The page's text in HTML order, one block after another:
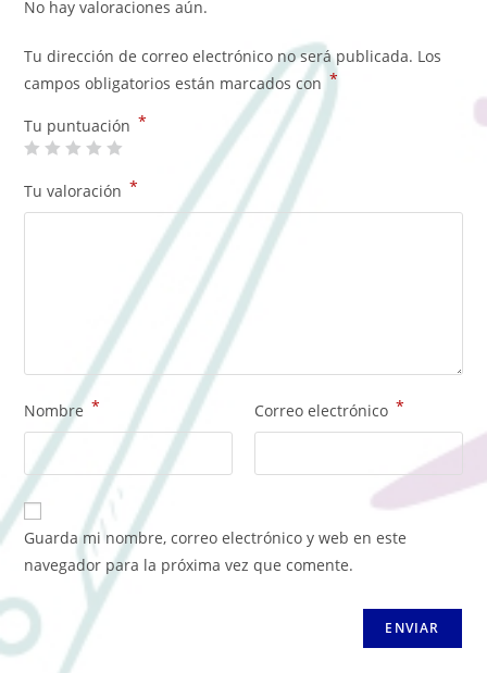
No hay valoraciones aún.
Tu dirección de correo electrónico no será publicada. Los
campos obligatorios están marcados con *
Tu puntuación *
Tu valoración *
Nombre * Correo electrónico *
Guarda mi nombre, correo electrónico y web en este
navegador para la próxima vez que comente.